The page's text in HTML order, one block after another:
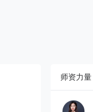
师资力量